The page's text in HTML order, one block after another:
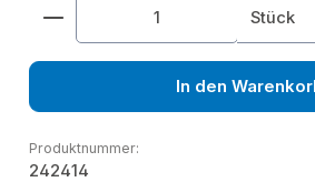
Produkt Anzahl: Gib denStück
In den
Produktnummer:
242414